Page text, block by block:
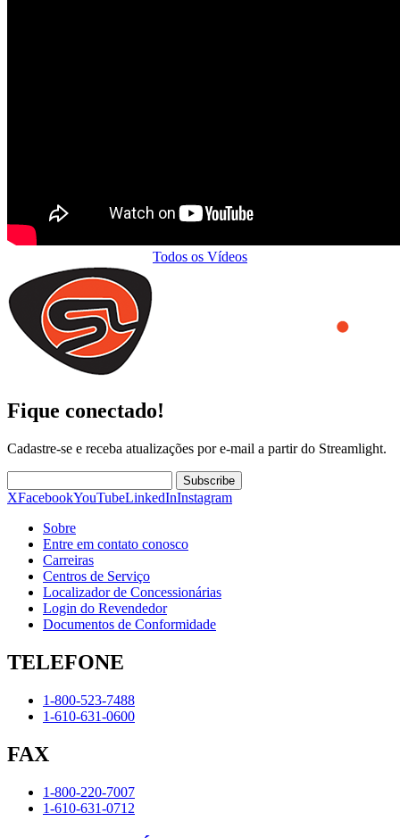
Todos os Vídeos
Fique conectado!
Cadastre-se e receba atualizações por e-mail a partir do Streamlight.
Subscribe
XFacebookYouTubeLinkedInInstagram
Sobre
Entre em contato conosco
Carreiras
Centros de Serviço
Localizador de Concessionárias
Login do Revendedor
Documentos de Conformidade
TELEFONE
1-800-523-7488
1-610-631-0600
FAX
1-800-220-7007
1-610-631-0712